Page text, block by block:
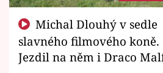
slavného filmového koně.
Jezdil na něm i Draco